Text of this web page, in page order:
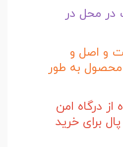
در محل در
و اصل و
به طور
از درگاه امن
برای خرید